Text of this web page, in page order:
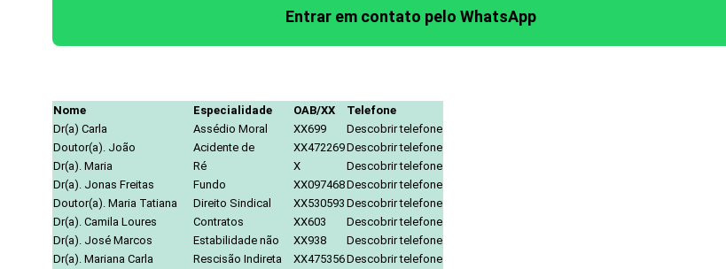
Entrar em contato pelo WhatsApp
Nome Especialidade OAB/XX
Telefone
Dr(a) Carla
Assédio Moral XX699
Descobrir telefone
Doutor(a). João
Acidente de XX472269Descobrir telefone
Dr(a). Maria
Ré X
Descobrir telefone
Dr(a). Jonas Freitas
Fundo XX097468Descobrir telefone
Doutor(a). Maria Tatiana
Direito Sindical XX530593 Descobrir telefone
Dr(a). Camila Loures
Contratos XX603
Descobrir telefone
Dr(a). José Marcos
Estabilidade não XX938
Descobrir telefone
Dr(a). Mariana Carla
Rescisão Indireta XX475356Descobrir telefone